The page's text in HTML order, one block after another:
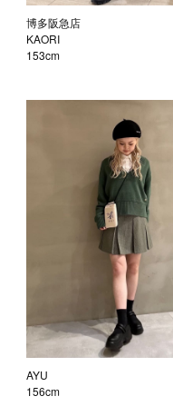
博多阪急店
KAORI
153cm
AYU
156cm